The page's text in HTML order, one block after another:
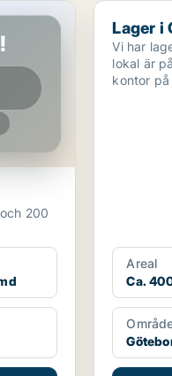
200
Lager i
Lager i
Vi har
lokal är
kontor
Areal
Ca.